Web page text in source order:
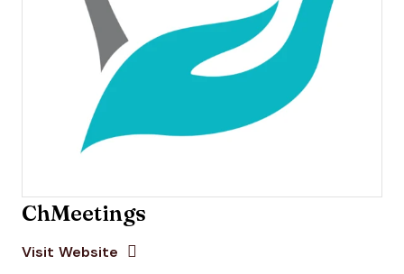
ChMeetings
Visit Website Opens New Window